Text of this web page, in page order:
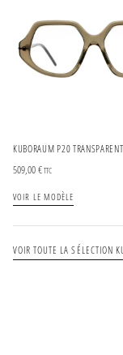
KUBORAUM P20
509,00€TTC
VOIR LE MODÈLE
VOIR TOUTE LA SÉLECTION